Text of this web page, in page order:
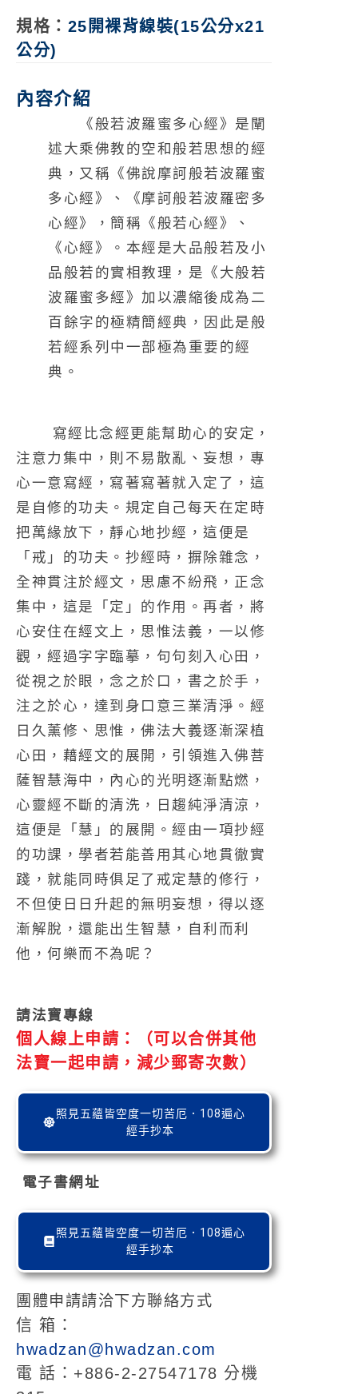
規格： 25開裸背線裝(15公分x21
公分)
內容介紹
《般若波羅蜜多心經》是闡
述大乘佛教的空和般若思想的經
典，又稱《佛說摩訶般若波羅蜜
多心經》、《摩訶般若波羅密多
心經》，簡稱《般若心經》、
《心經》。本經是大品般若及小
品般若的實相教理，是《大般若
波羅蜜多經》加以濃縮後成為二
百餘字的極精簡經典，因此是般
若經系列中一部極為重要的經
典。
寫經比念經更能幫助心的安定，
注意力集中，則不易散亂、妄想，專
心一意寫經，寫著寫著就入定了，這
是自修的功夫。規定自己每天在定時
把萬緣放下，靜心地抄經，這便是
「戒」的功夫。抄經時，摒除雜念，
全神貫注於經文，思慮不紛飛，正念
集中，這是「定」的作用。再者，將
心安住在經文上，思惟法義，一以修
觀，經過字字臨摹，句句刻入心田，
從視之於眼，念之於口，書之於手，
注之於心，達到身口意三業清淨。經
日久薰修、思惟，佛法大義逐漸深植
心田，藉經文的展開，引領進入佛菩
薩智慧海中，內心的光明逐漸點燃，
心靈經不斷的清洗，日趨純淨清涼，
這便是「慧」的展開。經由一項抄經
的功課，學者若能善用其心地貫徹實
踐，就能同時俱足了戒定慧的修行，
不但使日日升起的無明妄想，得以逐
漸解脫，還能出生智慧，自利而利
他，何樂而不為呢？
請法寶專線
個人線上申請：（可以合併其他
法寶一起申請，減少郵寄次數）
照見五蘊皆空度一切苦厄．108遍心
經手抄本
電子書網址
照見五蘊皆空度一切苦厄．108遍心
經手抄本
團體申請請洽下方聯絡方式
信 箱：
hwadzan@hwadzan.com
電 話：+886-2-27547178 分機